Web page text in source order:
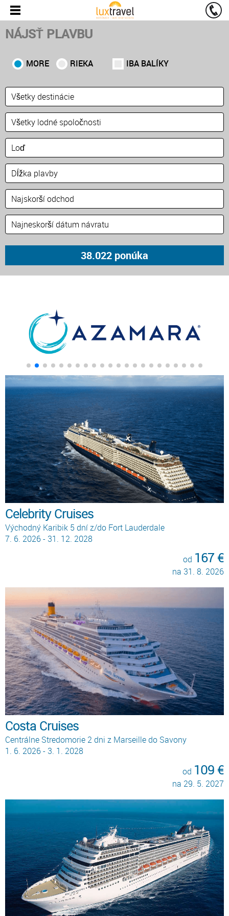
NÁJSŤ PLAVBU
MORE RIEKA IBA BALÍKY
Celebrity Cruises
Východný Karibik 5 dní z/do Fort Lauderdale
7. 6. 2026 - 31. 12. 2028
od 167 €
na 31. 8. 2026
Costa Cruises
Centrálne Stredomorie 2 dni z Marseille do Savony
1. 6. 2026 - 3. 1. 2028
od 109 €
na 29. 5. 2027